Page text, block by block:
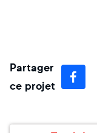
Partager
ce projet